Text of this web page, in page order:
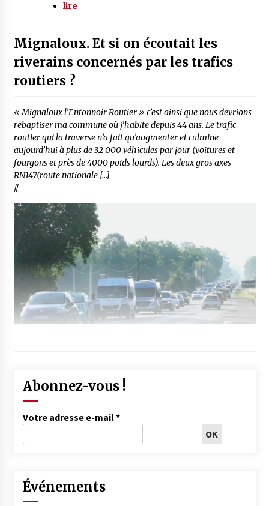
lire
Mignaloux. Et si on écoutait les
riverains concernés par les trafics
routiers ?
« Mignaloux l’Entonnoir Routier » c’est ainsi que nous devrions
rebaptiser ma commune où j’habite depuis 44 ans. Le trafic
routier qui la traverse n’a fait qu’augmenter et culmine
aujourd’hui à plus de 32 000 véhicules par jour (voitures et
fourgons et près de 4000 poids lourds). Les deux gros axes
RN147(route nationale […]
//
Abonnez-vous !
Votre adresse e-mail*
Événements